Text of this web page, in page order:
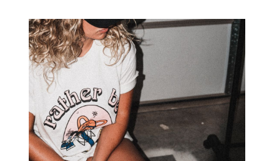
man har brug for hjælp. I dette blogi...